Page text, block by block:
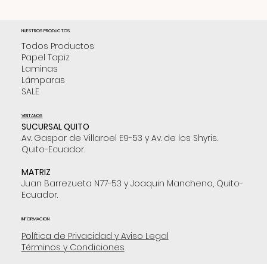
NUESTROS PRODUCTOS
Todos Productos
Papel Tapiz
Laminas
Lámparas
SALE
VISITANOS
SUCURSAL QUITO
Av. Gaspar de Villaroel E9-53 y Av. de los Shyris.
Quito-Ecuador.
MATRIZ
Juan Barrezueta N77-53 y Joaquin Mancheno, Quito-
Ecuador.
INFORMACION
Política de Privacidad y Aviso Legal
Términos y Condiciones